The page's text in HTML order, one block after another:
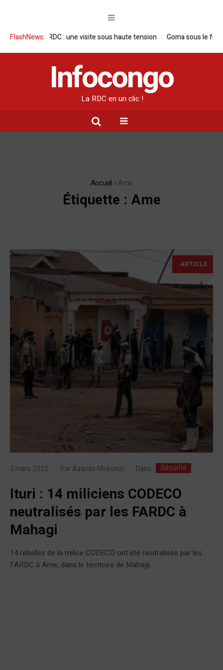
FlashNews:
en RDC : une visite sous haute tension Goma sous le feu : la
Infocongo
La RDC en un clic !
Accueil »Ame
Étiquette : Ame
ARTICLE
3 mars 2022 Par Azarias Mokonzi Dans Sécurité
Ituri : 14 miliciens CODECO
neutralisés par les FARDC à
Mahagi
14 rebelles de la milice CODECO ont été neutralisés par les
FARDC à Ame, dans le territoire de Mahagi...